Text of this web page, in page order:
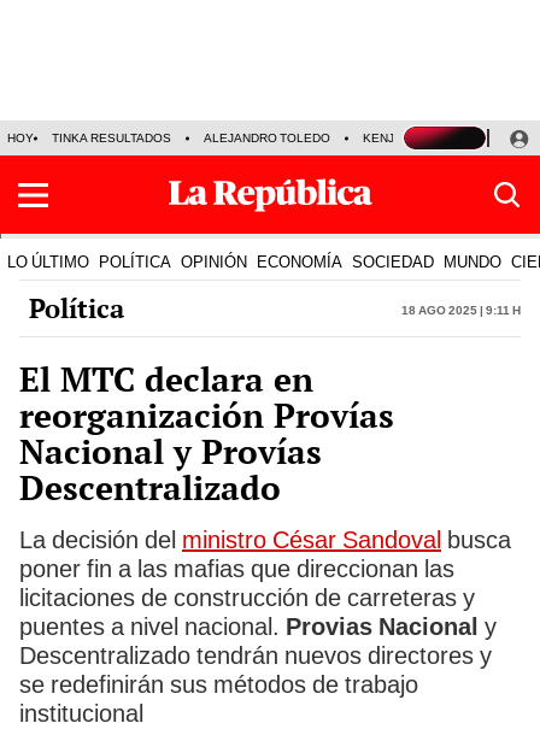
HOY TINKA RESULTADOS ALEJANDRO TOLEDO KENJI FUJIMORI
LO ÚLTIMO POLÍTICA OPINIÓN ECONOMÍA SOCIEDAD MUNDO
Política 18 Ago 2025 | 9:11 h
El MTC declara en
reorganización Provías
Nacional y Provías
Descentralizado
La decisión del ministro César Sandoval busca
poner fin a las mafias que direccionan las
licitaciones de construcción de carreteras y
puentes a nivel nacional. Provias Nacional y
Descentralizado tendrán nuevos directores y
se redefinirán sus métodos de trabajo
institucional